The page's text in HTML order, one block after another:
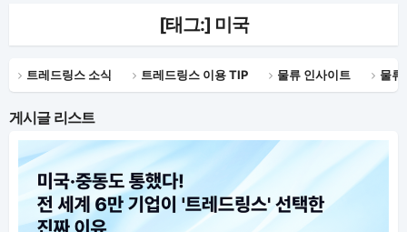
[태그:] 미국
게시글 리스트
트레드링스 소식 트레드링스 이용 TIP 물류 인사이트 물류